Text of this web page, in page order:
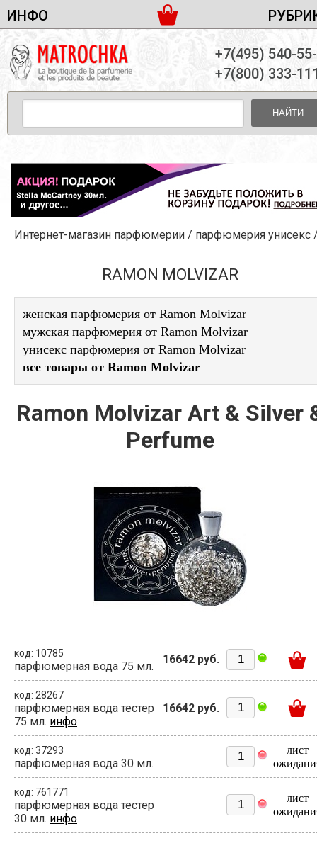
ИНФО
ДОСТАВКА И ОПЛАТА
ПАРТНЕРСТВО
КОНТАКТЫ
ЖЕНСКАЯ ПАРФЮМЕРИЯ
МУЖСКАЯ ПАРФЮМЕРИЯ
УНИСЕКС ПАРФЮМЕРИЯ
ЖЕНСКИЕ НАБОРЫ
МУЖСКИЕ НАБОРЫ
УНИСЕКС НАБОРЫ
УХОД ЗА ЛИЦОМ
УХОД ЗА ТЕЛОМ
ДЕКОРАТИВНАЯ КОСМЕТИКА
+7(495) 540-
+7(800) 333-
НАЙТИ
Интернет-магазин парфюмерии / парфюмерия унисекс
RAMON MOLVIZAR
женская парфюмерия от Ramon Molvizar
мужская парфюмерия от Ramon Molvizar
унисекс парфюмерия от Ramon Molvizar
все товары от Ramon Molvizar
Ramon Molvizar Art & Silver
Perfume
код: 10785
парфюмерная вода 75 мл.
16642 руб.
код: 28267
парфюмерная вода тестер
75 мл. инфо
16642 руб.
код: 37293
парфюмерная вода 30 мл.
лист
код: 761771
парфюмерная вода тестер
30 мл. инфо
лист